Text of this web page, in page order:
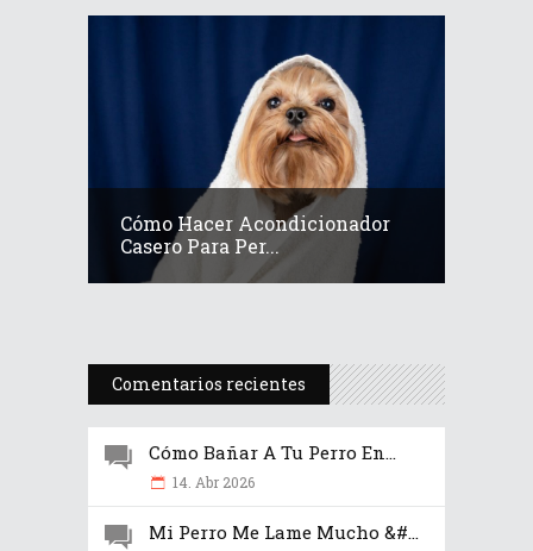
Cómo Hacer Acondicionador
Casero Para Per...
Comentarios recientes
Cómo Bañar A Tu Perro En...
14. Abr 2026
Mi Perro Me Lame Mucho &#...